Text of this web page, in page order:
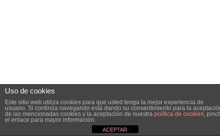
Uso de cookies
Este sitio web utiliza cookies para que usted tenga la mejor experiencia de
usuario. Si continúa navegando está dando su consentimiento para la
de las mencionadas cookies y la aceptación de nuestra política de cookies,
el enlace para mayor información.
ACEPTAR